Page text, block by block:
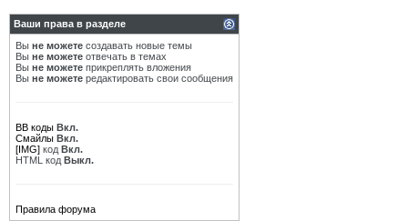
Ваши права в разделе
Вы не можете создавать новые темы
Вы не можете отвечать в темах
Вы не можете прикреплять вложения
Вы не можете редактировать свои сообщения
BB коды Вкл.
Смайлы Вкл.
[IMG] код Вкл.
HTML код Выкл.
Правила форума